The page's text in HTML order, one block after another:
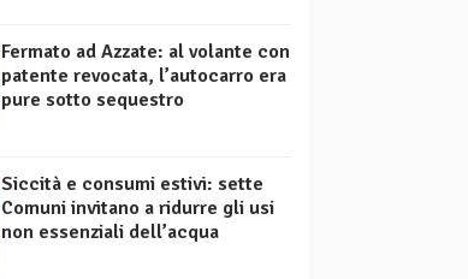
Fermato ad Azzate: al volante con
patente revocata, l’autocarro era
pure sotto sequestro
Siccità e consumi estivi: sette
Comuni invitano a ridurre gli usi
non essenziali dell’acqua